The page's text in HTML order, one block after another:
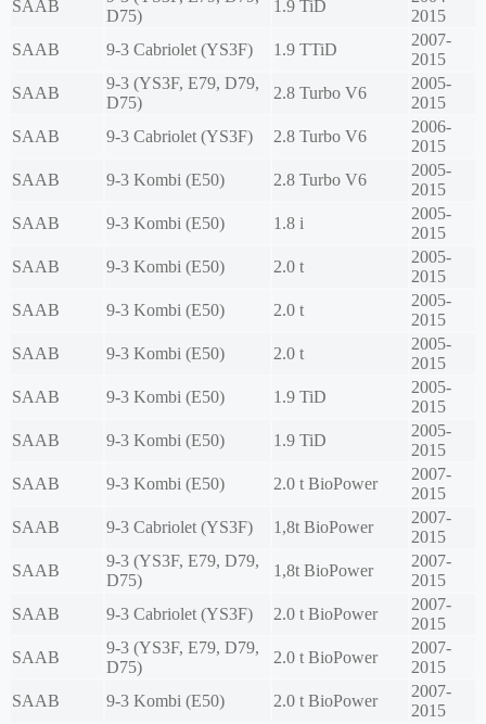
SAAB
D75)
1.9 TiD
2015
SAAB
9-3 Cabriolet (YS3F) 1.9 TTiD
2007-
2015
SAAB
9-3 (YS3F, E79, D79,
D75)
2.8 Turbo V6
2005-
2015
SAAB
9-3 Cabriolet (YS3F) 2.8 Turbo V6
2006-
2015
SAAB
9-3 Kombi (E50) 2.8 Turbo V6
2005-
2015
SAAB
9-3 Kombi (E50) 1.8 i
2005-
2015
SAAB
9-3 Kombi (E50) 2.0 t
2005-
2015
SAAB
9-3 Kombi (E50) 2.0 t
2005-
2015
SAAB
9-3 Kombi (E50) 2.0 t
2005-
2015
SAAB
9-3 Kombi (E50) 1.9 TiD
2005-
2015
SAAB
9-3 Kombi (E50) 1.9 TiD
2005-
2015
SAAB
9-3 Kombi (E50) 2.0 t BioPower
2007-
2015
SAAB
9-3 Cabriolet (YS3F) 1,8t BioPower
2007-
2015
SAAB
9-3 (YS3F, E79, D79,
D75)
1,8t BioPower
2007-
2015
SAAB
9-3 Cabriolet (YS3F) 2.0 t BioPower
2007-
2015
SAAB
9-3 (YS3F, E79, D79,
D75)
2.0 t BioPower
2007-
2015
SAAB
9-3 Kombi (E50) 2.0 t BioPower
2007-
2015